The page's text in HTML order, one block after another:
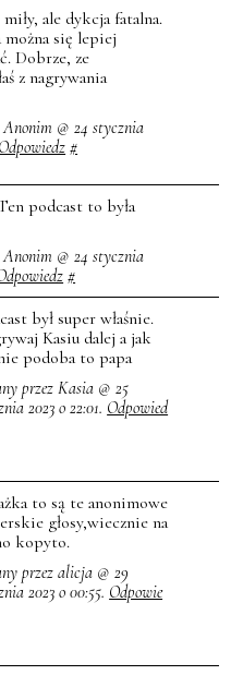
miły, ale dykcja fatalna.
można się lepiej
Dobrze, ze
z nagrywania
Anonim @ 24 stycznia
Odpowiedz #
podcast to była
Anonim @ 24 stycznia
#
był super właśnie.
Kasiu dalej a jak
podoba to papa
przez Kasia @ 25
2023 o 22:01. Odpowied
to są te anonimowe
głosy,wiecznie na
kopyto.
przez alicja @ 29
2023 o 00:55. Odpowie